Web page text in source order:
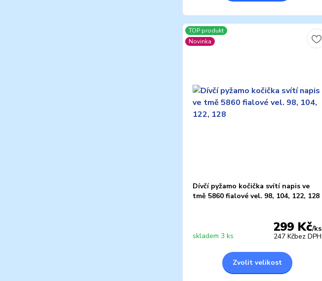
TOP produkt
Novinka
Dívčí pyžamo kočička svítí napis ve
tmě 5860 fialové vel. 98, 104, 122, 128
299 Kč/ks
247 Kčbez DPH
skladem 3 ks
Zvolit velikost